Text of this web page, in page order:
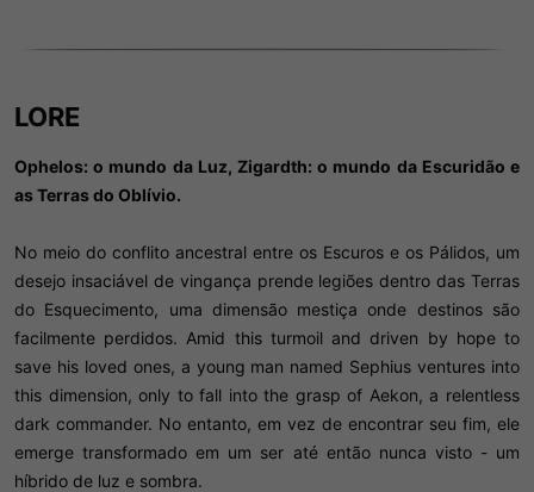
LORE​
Ophelos: o mundo da Luz, Zigardth: o mundo da Escuridão e
as Terras do Oblívio.
No meio do conflito ancestral entre os Escuros e os Pálidos, um
desejo insaciável de vingança prende legiões dentro das Terras
do Esquecimento, uma dimensão mestiça onde destinos são
facilmente perdidos. Amid this turmoil and driven by hope to
save his loved ones, a young man named Sephius ventures into
this dimension, only to fall into the grasp of Aekon, a relentless
dark commander. No entanto, em vez de encontrar seu fim, ele
emerge transformado em um ser até então nunca visto - um
híbrido de luz e sombra.